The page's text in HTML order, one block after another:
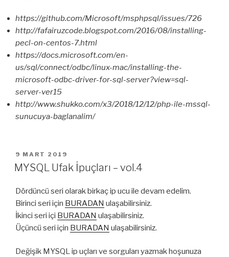
https://github.com/Microsoft/msphpsql/issues/726
http://fafairuzcode.blogspot.com/2016/08/installing-
pecl-on-centos-7.html
https://docs.microsoft.com/en-
us/sql/connect/odbc/linux-mac/installing-the-
microsoft-odbc-driver-for-sql-server?view=sql-
server-ver15
http://www.shukko.com/x3/2018/12/12/php-ile-mssql-
sunucuya-baglanalim/
YAYIM
TARIHI
9 MART 2019
MYSQL Ufak İpuçları – vol.4
Dördüncü seri olarak birkaç ip ucu ile devam edelim.
Birinci seri için BURADAN ulaşabilirsiniz.
İkinci seri içi BURADAN ulaşabilirsiniz.
Üçüncü seri için BURADAN ulaşabilirsiniz.
Değişik MYSQL ip uçları ve sorguları yazmak hoşunuza